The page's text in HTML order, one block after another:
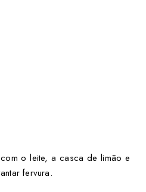
o leite, a casca de limão e
fervura.